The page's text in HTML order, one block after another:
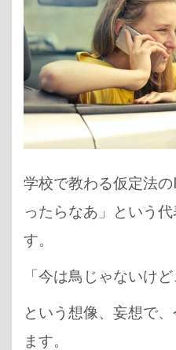
学校で教わる仮定法
ったらなあ」という
す。
「今は鳥じゃないけ
という想像、妄想で
ます。